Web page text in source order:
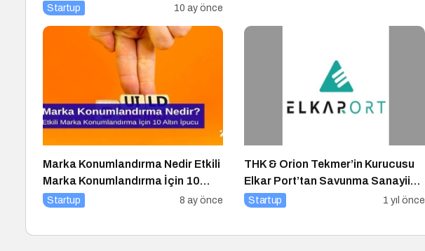
Startup 10 ay önce
Marka Konumlandırma Nedir Etkili
Marka Konumlandırma İçin 10
Altın İpucu
Startup 8 ay önce
THK & Orion Tekmer’in Kurucusu
Elkar Port’tan Savunma Sanayii
Atılımı: AET Electronics’e
Startup 1 yıl önce